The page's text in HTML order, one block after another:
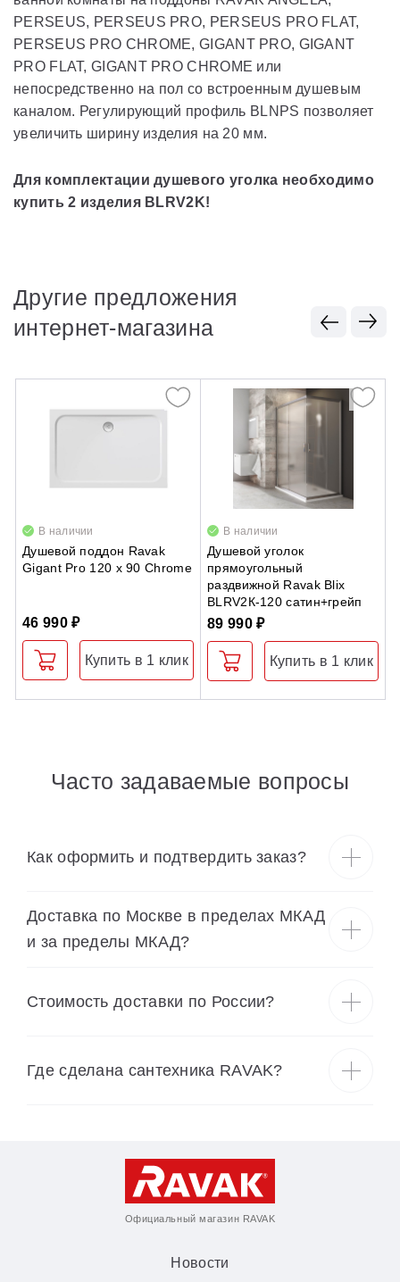
PERSEUS, PERSEUS PRO, PERSEUS PRO FLAT,
PERSEUS PRO CHROME, GIGANT PRO, GIGANT
PRO FLAT, GIGANT PRO CHROME или
непосредственно на пол со встроенным душевым
каналом. Регулирующий профиль BLNPS позволяет
увеличить ширину изделия на 20 мм.
Для комплектации душевого уголка необходимо
купить 2 изделия BLRV2K!
Другие предложения
интернет-магазина
В наличии
Душевой поддон Ravak
Gigant Pro 120 x 90 Chrome
46 990 ₽
Купить в 1 клик
В наличии
Душевой уголок
прямоугольный
раздвижной Ravak Blix
BLRV2К-120 сатин+грейп
89 990 ₽
Купить в 1 клик
Часто задаваемые вопросы
Как оформить и подтвердить заказ?
Доставка по Москве в пределах МКАД
и за пределы МКАД?
Cтоимость доставки по России?
Где сделана сантехника RAVAK?
Официальный магазин RAVAK
Новости